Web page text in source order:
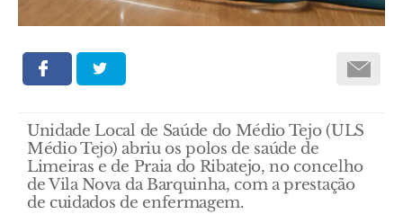
Unidade Local de Saúde do Médio Tejo (ULS
Médio Tejo) abriu os polos de saúde de
Limeiras e de Praia do Ribatejo, no concelho
de Vila Nova da Barquinha, com a prestação
de cuidados de enfermagem.